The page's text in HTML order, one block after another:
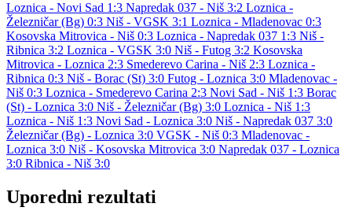
Loznica - Novi Sad 1:3 Napredak 037 - Niš 3:2 Loznica -
Železničar (Bg) 0:3 Niš - VGSK 3:1 Loznica - Mladenovac 0:3
Kosovska Mitrovica - Niš 0:3 Loznica - Napredak 037 1:3 Niš -
Ribnica 3:2 Loznica - VGSK 3:0 Niš - Futog 3:2 Kosovska
Mitrovica - Loznica 2:3 Smederevo Carina - Niš 2:3 Loznica -
Ribnica 0:3 Niš - Borac (St) 3:0 Futog - Loznica 3:0 Mladenovac -
Niš 0:3 Loznica - Smederevo Carina 2:3 Novi Sad - Niš 1:3 Borac
(St) - Loznica 3:0 Niš - Železničar (Bg) 3:0 Loznica - Niš 1:3
Loznica - Niš 1:3 Novi Sad - Loznica 3:0 Niš - Napredak 037 3:0
Železničar (Bg) - Loznica 3:0 VGSK - Niš 0:3 Mladenovac -
Loznica 3:0 Niš - Kosovska Mitrovica 3:0 Napredak 037 - Loznica
3:0 Ribnica - Niš 3:0
Uporedni rezultati